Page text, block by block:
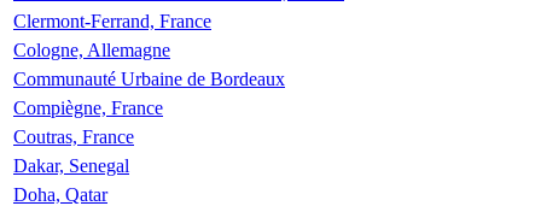
Clermont-Ferrand, France
Cologne, Allemagne
Communauté Urbaine de Bordeaux
Compiègne, France
Coutras, France
Dakar, Senegal
Doha, Qatar